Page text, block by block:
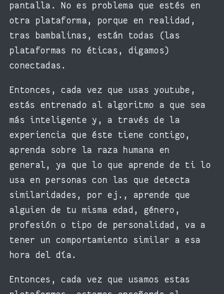
pantalla. No es problema que estés en
otra plataforma, porque en realidad,
tras bambalinas, están todas (las
plataformas no éticas, digamos)
conectadas.
Entonces, cada vez que usas youtube,
estás entrenado al algoritmo a que sea
más inteligente y, a través de la
experiencia que éste tiene contigo,
aprenda sobre la raza humana en
general, ya que lo que aprende de ti lo
usa en personas con las que detecta
similaridades, por ej., aprende que
alguien de tu misma edad, género,
profesión o tipo de personalidad, va a
tener un comportamiento similar a esa
hora del día.
Entonces, cada vez que usamos estas